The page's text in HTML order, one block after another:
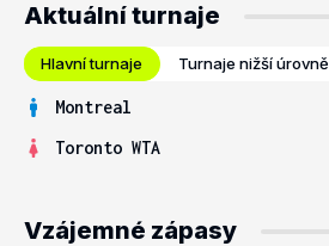
Aktuální turnaje
Hlavní turnaje Turnaje nižší úrovně
Montreal
Toronto WTA
Vzájemné zápasy